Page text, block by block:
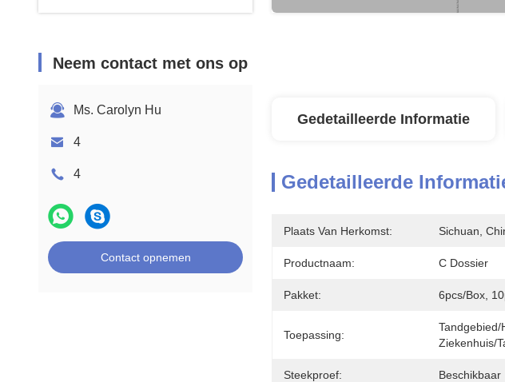
Neem contact met ons op
Ms. Carolyn Hu
4
4
Contact opnemen
Gedetailleerde Informatie
Gedetailleerde
Plaats Van Herkomst: Sichuan,
Productnaam: C Dossier
Pakket: 6pcs/box,
Toepassing:
Tandgebied/
Ziekenhuis/
Steekproef: Beschikbaar